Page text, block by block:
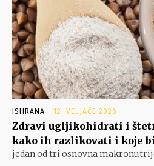
ISHRANA 12. VELJAČE 2026.
Zdravi ugljikohidrati i
kako ih razlikovati i koje
jedan od tri osnovna